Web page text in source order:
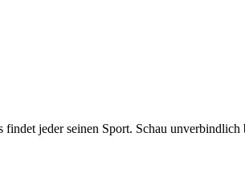
jeder seinen Sport. Schau unverbindlich